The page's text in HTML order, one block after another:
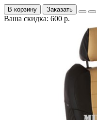
В корзину Заказать
Ваша скидка: 600 р.